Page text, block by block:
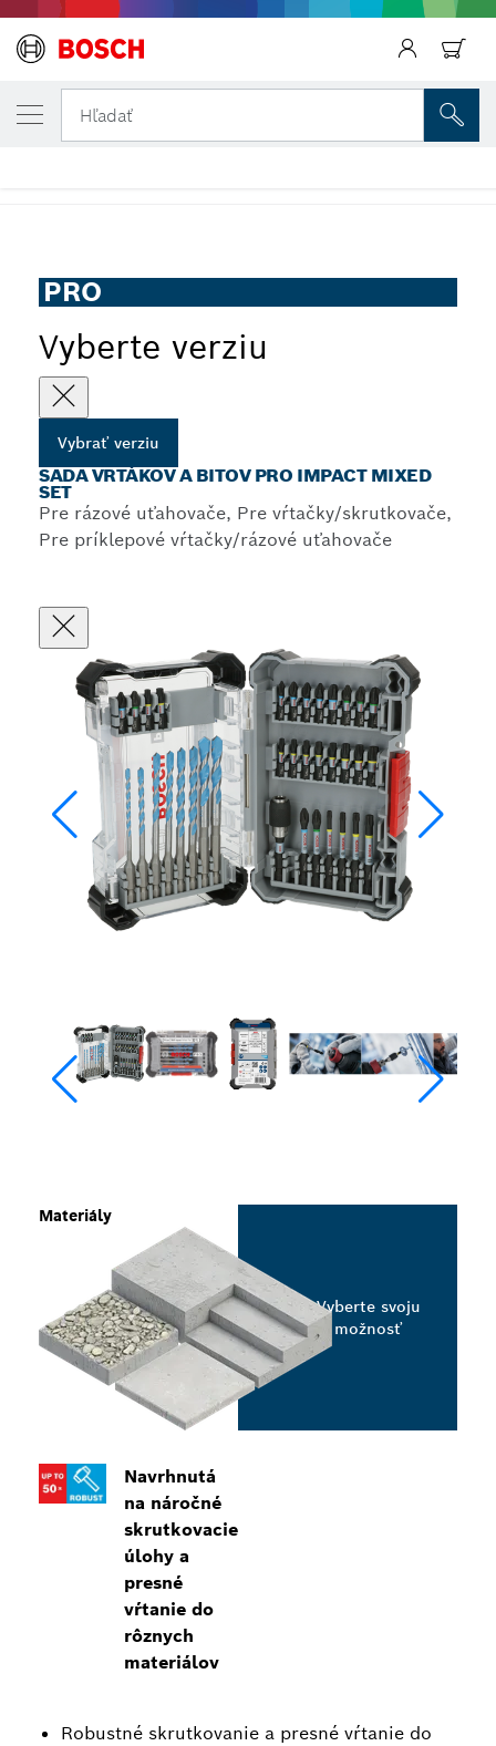
Hľadať
PRO
Vyberte verziu
Vybrať verziu
SADA VRTÁKOV A BITOV PRO IMPACT MIXED
SET
Pre rázové uťahovače, Pre vŕtačky/skrutkovače,
Pre príklepové vŕtačky/rázové uťahovače
Navrhnutá
na náročné
skrutkovacie
úlohy a
presné
vŕtanie do
rôznych
materiálov
Robustné skrutkovanie a presné vŕtanie do
Materiály
Vyberte svoju
možnosť
VYBRANÁ VERZIA
Sada vrtákov a bitov PRO Impact Mixed Set